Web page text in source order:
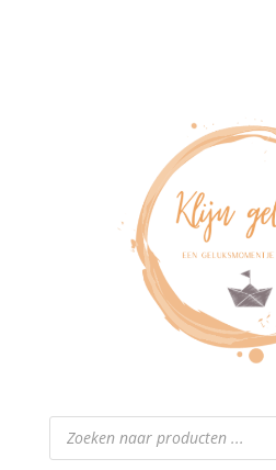
Producten
zoeken